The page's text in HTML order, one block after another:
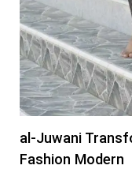
al-Juwani
Fashion Modern